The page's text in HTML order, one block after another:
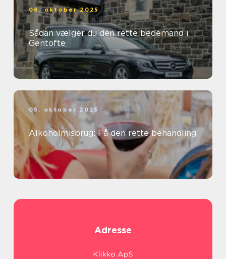
06. oktober 2025
Sådan vælger du den rette bedemand i
Gentofte
05. oktober 2025
Alkoholmisbrug: Få den rette behandling
Adresse